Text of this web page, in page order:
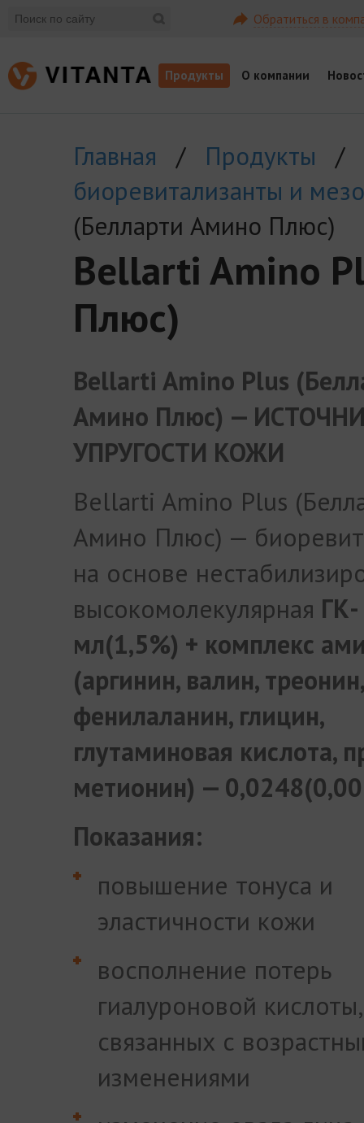
Обратиться в
Продукты О компании
Главная / Продукты /
биоревитализанты и
(Белларти Амино Плюс)
Bellarti Amino
Плюс)
Bellarti Amino Plus
Амино Плюс) —
УПРУГОСТИ КОЖИ
Bellarti Amino Plus
Амино Плюс) —
на основе
высокомолекулярная
мл(1,5%) + комплекс
(аргинин, валин, треонин,
фенилаланин, глицин,
глутаминовая кислота,
метионин) —
Показания:
повышение тонуса и
эластичности кожи
восполнение потерь
гиалуроновой кислоты,
связанных с
изменениями